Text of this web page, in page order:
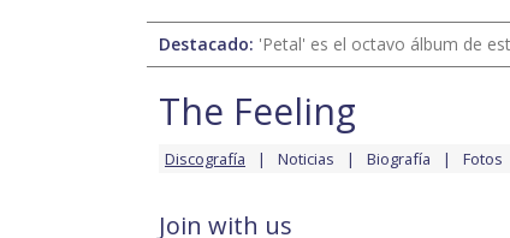
Destacado: 'Petal' es el octavo álbum de
The Feeling
Discografía Noticias Biografía Fotos
Join with us